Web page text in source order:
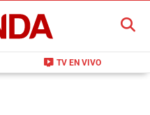
live_tv TV EN VIVO
BUSCAR